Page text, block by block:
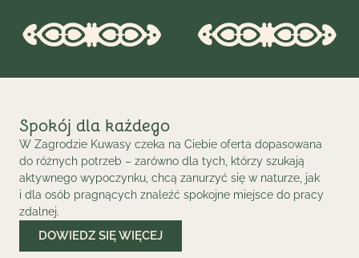
Spokój dla każdego
W Zagrodzie Kuwasy czeka na Ciebie oferta dopasowana
do różnych potrzeb – zarówno dla tych, którzy szukają
aktywnego wypoczynku, chcą zanurzyć się w naturze, jak
i dla osób pragnących znaleźć spokojne miejsce do pracy
zdalnej.
DOWIEDZ SIĘ WIĘCEJ